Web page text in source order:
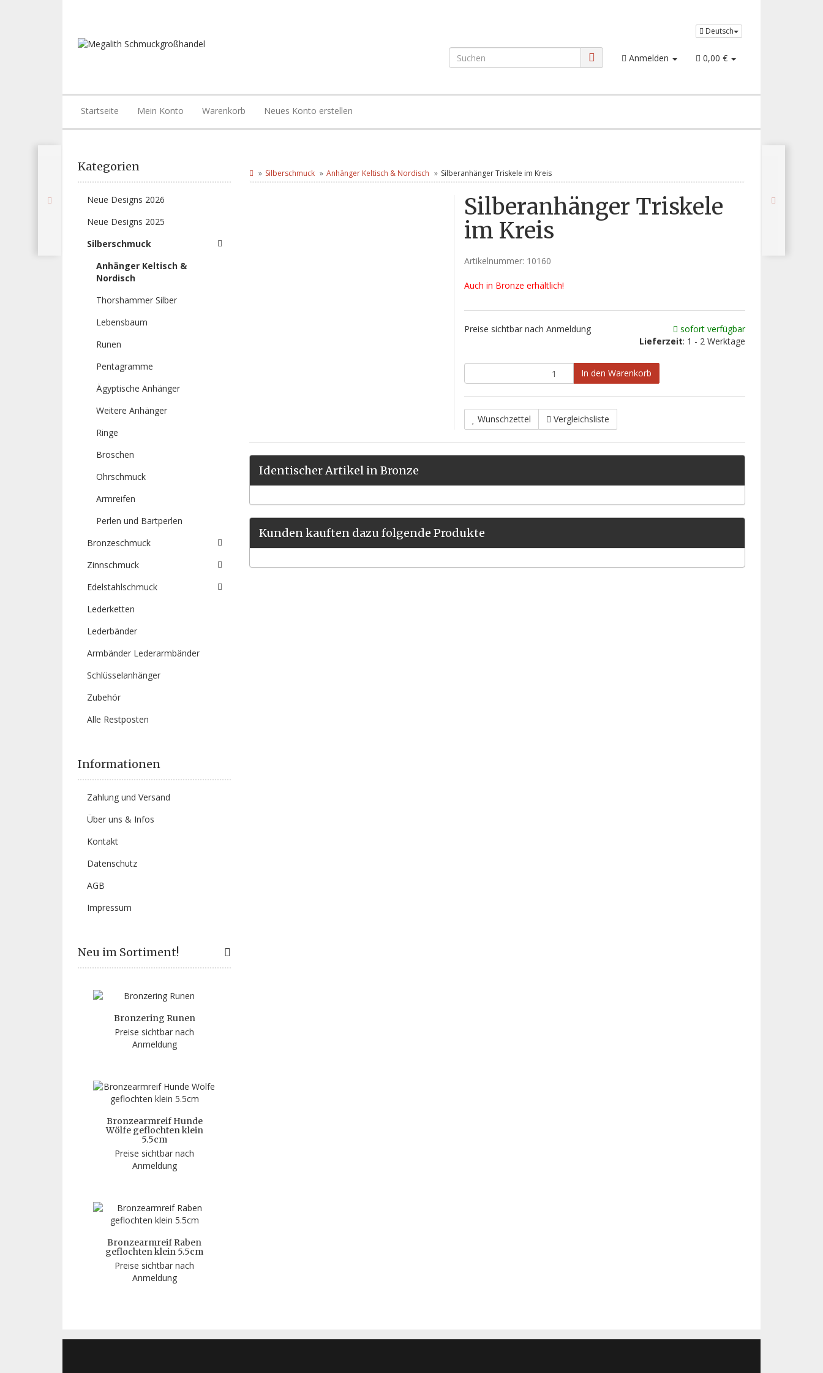
Deutsch
Anmelden 0,00 €
Startseite Mein Konto Warenkorb Neues Konto erstellen
Silberschmuck Anhänger Keltisch & Nordisch Silberanhänger Triskele im Kreis
Silberanhänger Triskele
im Kreis
Artikelnummer: 10160
Auch in Bronze erhältlich!
Preise sichtbar nach Anmeldung
sofort verfügbar
Lieferzeit: 1 - 2 Werktage
In den Warenkorb
Wunschzettel Vergleichsliste
Identischer Artikel in Bronze
Kunden kauften dazu folgende Produkte
Kategorien
Neue Designs 2026
Neue Designs 2025
Silberschmuck
Anhänger Keltisch &
Nordisch
Thorshammer Silber
Lebensbaum
Runen
Pentagramme
Ägyptische Anhänger
Weitere Anhänger
Ringe
Broschen
Ohrschmuck
Armreifen
Perlen und Bartperlen
Bronzeschmuck
Zinnschmuck
Edelstahlschmuck
Lederketten
Lederbänder
Armbänder Lederarmbänder
Schlüsselanhänger
Zubehör
Alle Restposten
Informationen
Zahlung und Versand
Über uns & Infos
Kontakt
Datenschutz
AGB
Impressum
Neu im Sortiment!
Bronzering Runen
Preise sichtbar nach
Anmeldung
Bronzearmreif Hunde
Wölfe geflochten klein
5.5cm
Preise sichtbar nach
Anmeldung
Bronzearmreif Raben
geflochten klein 5.5cm
Preise sichtbar nach
Anmeldung